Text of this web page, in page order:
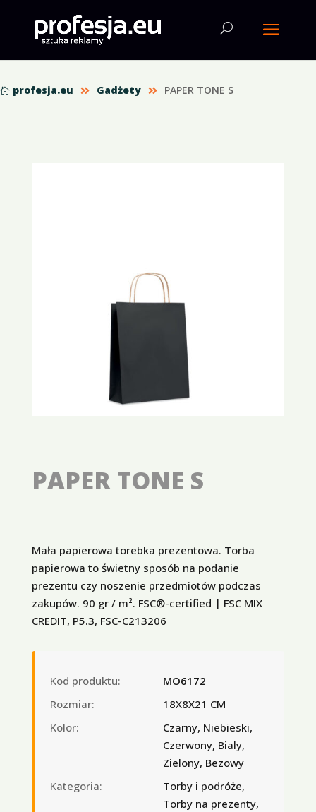
 profesja.eu  Gadżety  PAPER TONE S
PAPER TONE S
Mała papierowa torebka prezentowa. Torba
papierowa to świetny sposób na podanie
prezentu czy noszenie przedmiotów podczas
zakupów. 90 gr / m². FSC®-certified | FSC MIX
CREDIT, P5.3, FSC-C213206
Kod produktu:
MO6172
Rozmiar:
18X8X21 CM
Kolor:
Czarny, Niebieski,
Czerwony, Bialy,
Zielony, Bezowy
Kategoria:
Torby i podróże,
Torby na prezenty,